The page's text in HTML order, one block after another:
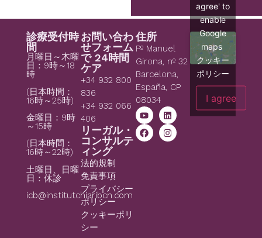
診療受付時
間
月曜日～木曜
日：9時～18
時
(日本時間：
16時～25時)
金曜日：9時
～15時
(日本時間：
16時～22時)
土曜日、日曜
日：休診
icb@institutchiaribcn.com
お問い合わ
せフォーム
で 24時間
ケア
+34 932 800
836
+34 932 066
406
リーガル・
コンサルテ
ィング
法的規制
免責事項
プライバシー
ポリシー
クッキーポリ
シー
住所
Pº Manuel
Girona, nº 32
Barcelona,
España, CP
08034
agree' to
enable
Google
maps
クッキー
ポリシー
I agree